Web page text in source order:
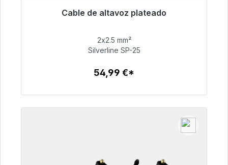
Cable de altavoz plateado
Listo para envío inmediato, plazo de entrega
54,99 €
2x2.5 mm²
Silverline SP-25
54,99 €*